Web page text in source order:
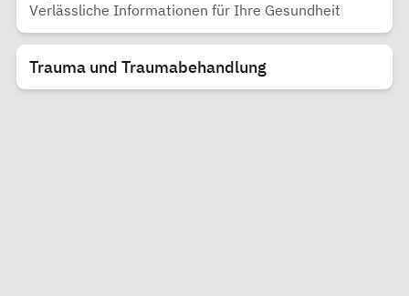
Verlässliche Informationen für Ihre Gesundheit
Trauma und Traumabehandlung